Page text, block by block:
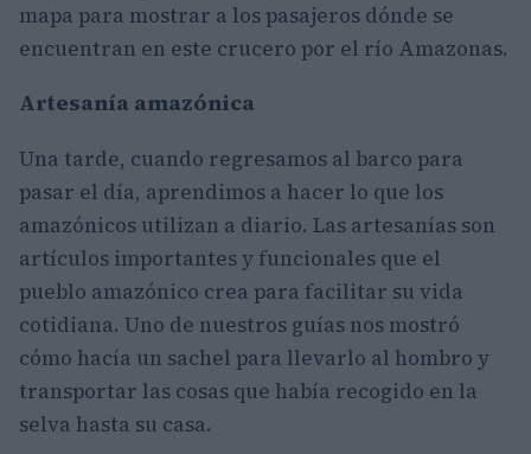
mapa para mostrar a los pasajeros dónde se
encuentran en este crucero por el río Amazonas.
Artesanía amazónica
Una tarde, cuando regresamos al barco para
pasar el día, aprendimos a hacer lo que los
amazónicos utilizan a diario. Las artesanías son
artículos importantes y funcionales que el
pueblo amazónico crea para facilitar su vida
cotidiana. Uno de nuestros guías nos mostró
cómo hacía un sachel para llevarlo al hombro y
transportar las cosas que había recogido en la
selva hasta su casa.